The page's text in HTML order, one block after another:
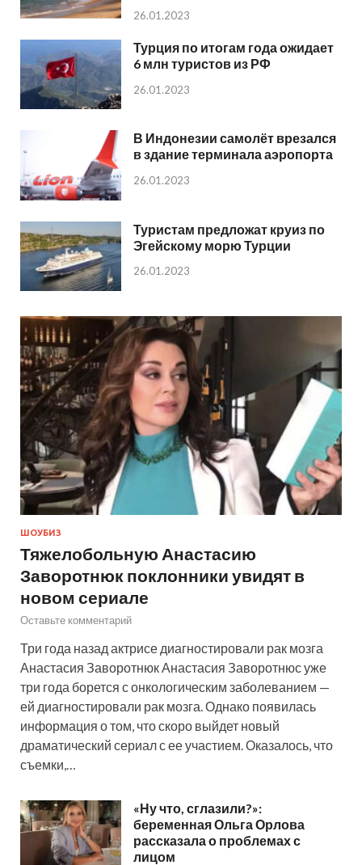
26.01.2023
Турция по итогам года ожидает
6 млн туристов из РФ
26.01.2023
В Индонезии самолёт врезался
в здание терминала аэропорта
26.01.2023
Туристам предложат круиз по
Эгейскому морю Турции
26.01.2023
ШОУБИЗ
Тяжелобольную Анастасию
Заворотнюк поклонники увидят в
новом сериале
Оставьте комментарий
Три года назад актрисе диагностировали рак мозга
Анастасия Заворотнюк Анастасия Заворотнюс уже
три года борется с онкологическим заболеванием —
ей диагностировали рак мозга. Однако появилась
информация о том, что скоро выйдет новый
драматический сериал с ее участием. Оказалось, что
съемки,…
«Ну что, сглазили?»:
беременная Ольга Орлова
рассказала о проблемах с
лицом